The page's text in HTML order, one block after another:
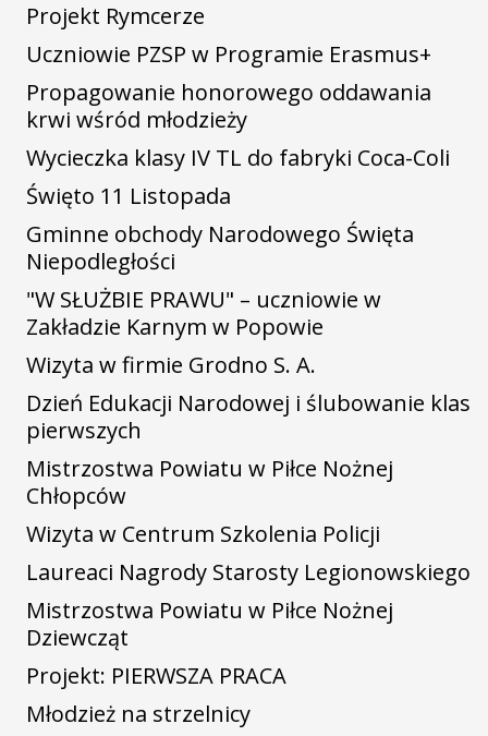
Projekt Rymcerze
Uczniowie PZSP w Programie Erasmus+
Propagowanie honorowego oddawania
krwi wśród młodzieży
Wycieczka klasy IV TL do fabryki Coca-Coli
Święto 11 Listopada
Gminne obchody Narodowego Święta
Niepodległości
"W SŁUŻBIE PRAWU" – uczniowie w
Zakładzie Karnym w Popowie
Wizyta w firmie Grodno S. A.
Dzień Edukacji Narodowej i ślubowanie klas
pierwszych
Mistrzostwa Powiatu w Piłce Nożnej
Chłopców
Wizyta w Centrum Szkolenia Policji
Laureaci Nagrody Starosty Legionowskiego
Mistrzostwa Powiatu w Piłce Nożnej
Dziewcząt
Projekt: PIERWSZA PRACA
Młodzież na strzelnicy